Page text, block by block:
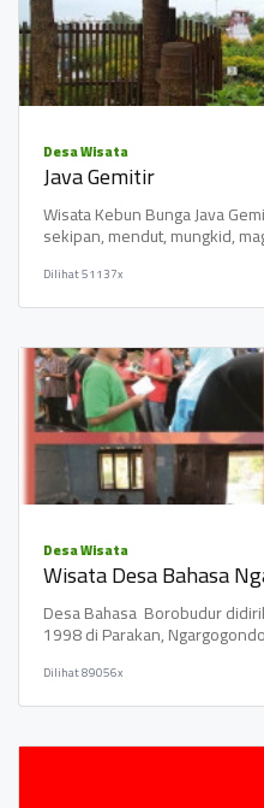
Desa Wisata
Java Gemitir
Wisata Kebun Bunga Java
sekipan, mendut, mungkid,
Dilihat51137x
Desa Wisata
Desa Bahasa Borobudur
1998 di Parakan,
Dilihat89056x